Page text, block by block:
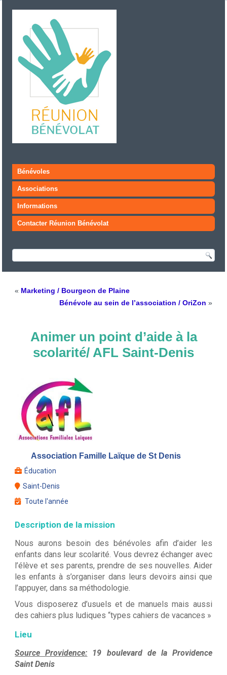
Bénévoles
Associations
Informations
Contacter Réunion Bénévolat
« Marketing / Bourgeon de Plaine
Bénévole au sein de l’association / OriZon »
Animer un point d’aide à la
scolarité/ AFL Saint-Denis
Association Famille Laïque de St Denis
Éducation
Saint-Denis
Toute l'année
Description de la mission
Nous aurons besoin des bénévoles afin d’aider les
enfants dans leur scolarité. Vous devrez échanger avec
l’élève et ses parents, prendre de ses nouvelles. Aider
les enfants à s’organiser dans leurs devoirs ainsi que
l’appuyer, dans sa méthodologie.
Vous disposerez d’usuels et de manuels mais aussi
des cahiers plus ludiques “types cahiers de vacances »
Lieu
Source Providence: 19 boulevard de la Providence
Saint Denis